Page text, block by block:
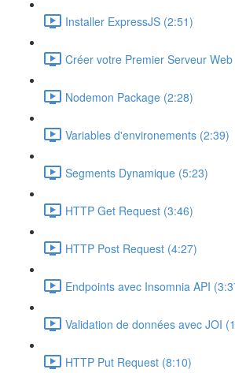
Installer ExpressJS (2:51)
Créer votre Premier Serveur
Nodemon Package (2:28)
Variables d'environements (2:39)
Segments Dynamique (5:23)
HTTP Get Request (3:46)
HTTP Post Request (4:27)
Endpoints avec Insomnia API
Validation de données avec JOI
HTTP Put Request (8:10)